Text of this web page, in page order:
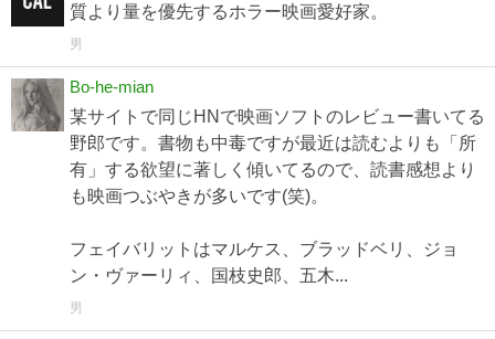
質より量を優先するホラー映画愛好家。
男
Bo-he-mian
某サイトで同じHNで映画ソフトのレビュー書いてる
野郎です。書物も中毒ですが最近は読むよりも「所
有」する欲望に著しく傾いてるので、読書感想より
も映画つぶやきが多いです(笑)。
フェイバリットはマルケス、ブラッドベリ、ジョ
ン・ヴァーリィ、国枝史郎、五木...
男